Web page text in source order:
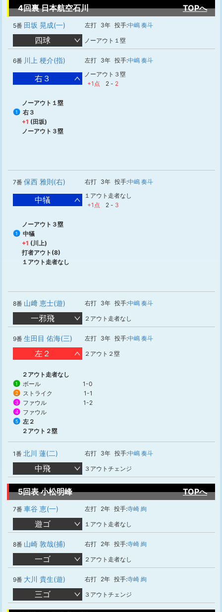
4回裏 日本航空石川 TOPへ
5番 田坂 晃成(一) 左打 3年 投手:中嶋 奏斗
四球 ノーアウト１塁
6番 川上 梗介(指) 左打 3年 投手:中嶋 奏斗
右３
ノーアウト３塁
+1点
2 - 2
ノーアウト１塁
1
右３
+1 (田坂)
ノーアウト３塁
7番 保西 雅則(右) 右打 3年 投手:中嶋 奏斗
中犠
１アウト走者なし
+1点
2 - 3
ノーアウト３塁
1
中犠
+1 (川上)
打者アウト(8)
１アウト走者なし
8番 山﨑 恵士(遊) 右打 3年 投手:中嶋 奏斗
一邪飛 ２アウト走者なし
9番 生田目 佑海(三) 左打 3年 投手:中嶋 奏斗
左２ ２アウト２塁
２アウト走者なし
1 ボール 1-0
2 ストライク 1-1
3 ファウル 1-2
4 ファウル
5
左２
２アウト２塁
1番 北川 蓮(二) 右打 3年 投手:中嶋 奏斗
中飛 ３アウトチェンジ
5回表 小松明峰 TOPへ
7番 車谷 恵(一) 左打 2年 投手:寺崎 絢
遊ゴ １アウト走者なし
8番 山崎 敦哉(捕) 右打 2年 投手:寺崎 絢
一ゴ ２アウト走者なし
9番 大川 貴生(遊) 右打 2年 投手:寺崎 絢
三ゴ ３アウトチェンジ